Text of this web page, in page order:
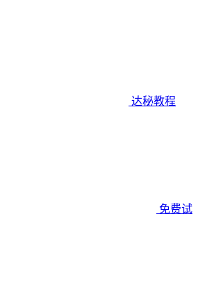
达秘教程
免费试